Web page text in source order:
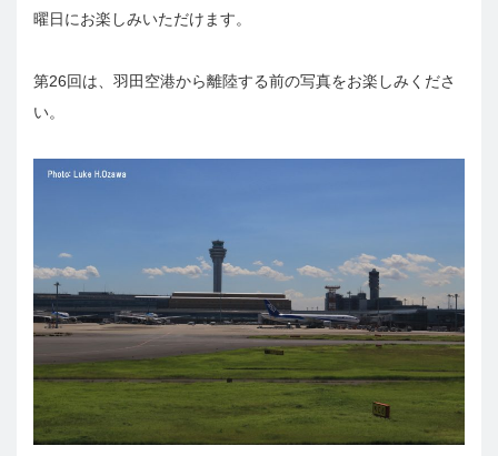
曜日にお楽しみいただけます。
第26回は、羽田空港から離陸する前の写真をお楽しみくださ
い。